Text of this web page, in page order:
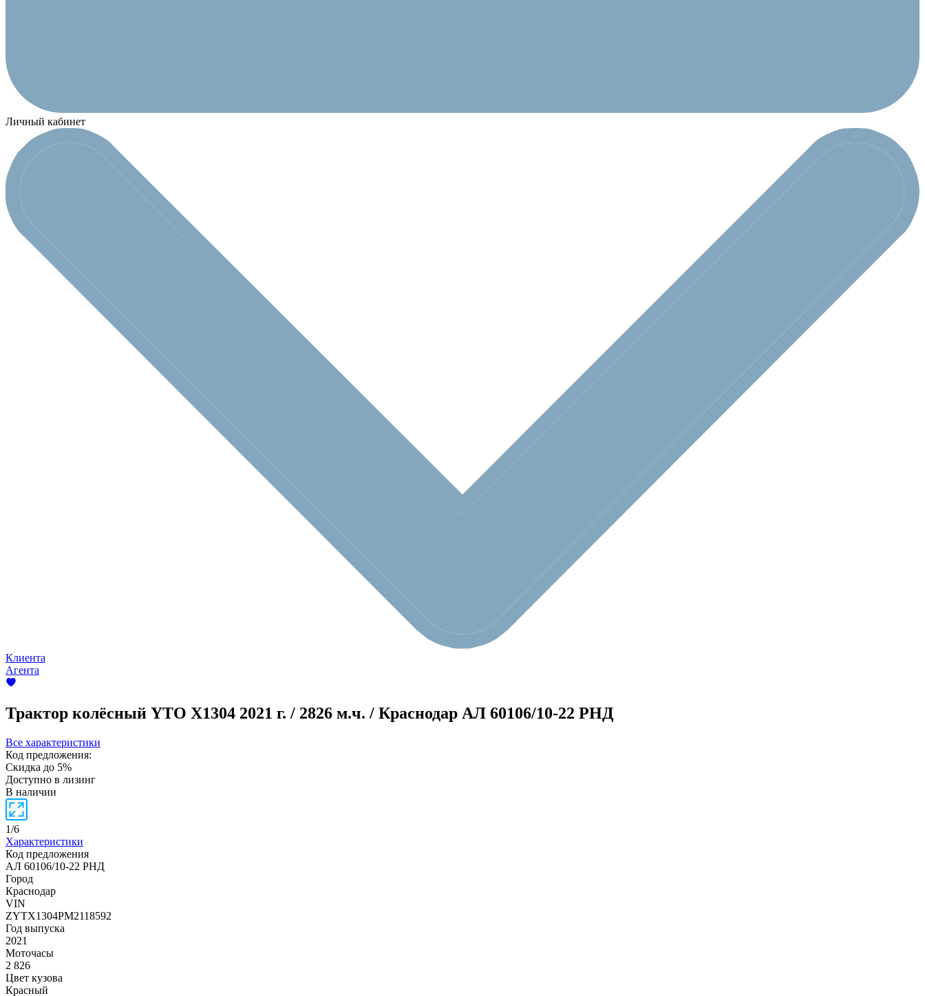
Личный кабинет
Клиента
Агента
Трактор колёсный YTO X1304 2021 г. / 2826 м.ч. / Краснодар АЛ 60106/10-22 РНД
Все характеристики
Код предложения:
Скидка до 5%
Доступно в лизинг
В наличии
1/6
Характеристики
Код предложения
АЛ 60106/10-22 РНД
Город
Краснодар
VIN
ZYTX1304РМ2118592
Год выпуска
2021
Моточасы
2 826
Цвет кузова
Красный